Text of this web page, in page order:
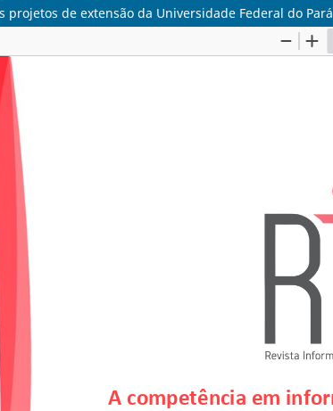
projetos de extensão da Universidade Federal do Pará